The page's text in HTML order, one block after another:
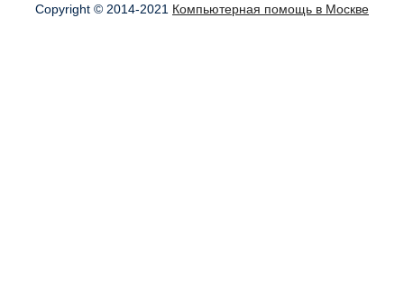
Copyright © 2014-2021 Компьютерная помощь в Москве